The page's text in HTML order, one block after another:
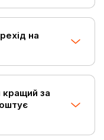
на
кращий за